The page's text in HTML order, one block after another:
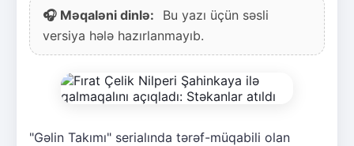
🎧 Məqaləni dinlə:
Bu yazı üçün səsli
versiya hələ hazırlanmayıb.
"Gəlin Takımı" serialında tərəf-müqabili olan